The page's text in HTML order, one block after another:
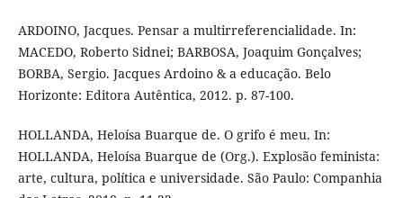
ARDOINO, Jacques. Pensar a multirreferencialidade. In:
MACEDO, Roberto Sidnei; BARBOSA, Joaquim Gonçalves;
BORBA, Sergio. Jacques Ardoino & a educação. Belo
Horizonte: Editora Autêntica, 2012. p. 87-100.
HOLLANDA, Heloísa Buarque de. O grifo é meu. In:
HOLLANDA, Heloísa Buarque de (Org.). Explosão feminista:
arte, cultura, política e universidade. São Paulo: Companhia